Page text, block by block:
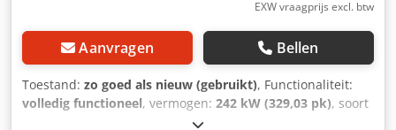
dus niet opgeknapt. Alle informatie wordt verstrekt zonder
EXW vraagprijs excl. btw
Aanvragen Bellen
Toestand: zo goed als nieuw (gebruikt), Functionaliteit:
volledig functioneel, vermogen: 242 kW (329,03 pk), soort
, brandstoftype: